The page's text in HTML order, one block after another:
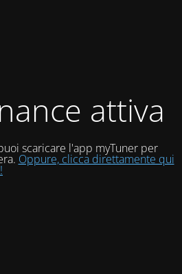
attiva
scaricare l'app myTuner per
Oppure, clicca direttamente qui